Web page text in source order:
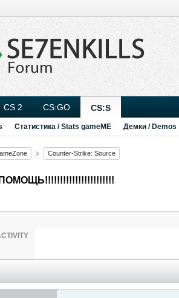
CS 2 CS:GO CS:S
Статистика / Stats gameME Демки / Demos
Counter-Strike: Source